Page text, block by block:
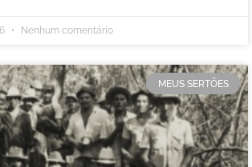
Nenhum comentário
MEUS SERTÕES